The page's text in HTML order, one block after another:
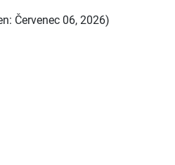
Červenec 06, 2026)